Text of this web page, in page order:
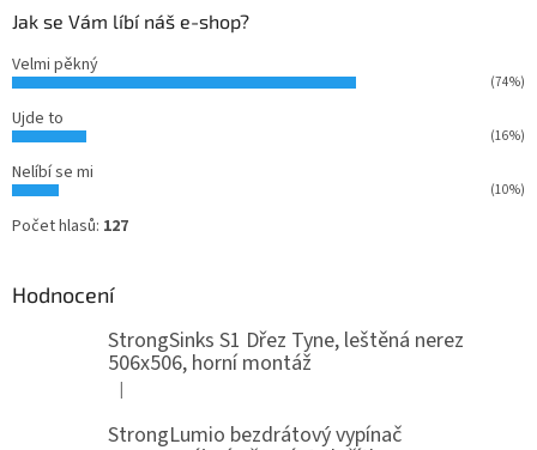
Jak se Vám líbí náš e-shop?
Velmi pěkný
(74%)
Ujde to
(16%)
Nelíbí se mi
(10%)
Počet hlasů: 127
Hodnocení
StrongSinks S1 Dřez Tyne, leštěná nerez
506x506, horní montáž
Hodnocení produktu je 5 z 5 hvězdiček.
|
StrongLumio bezdrátový vypínač